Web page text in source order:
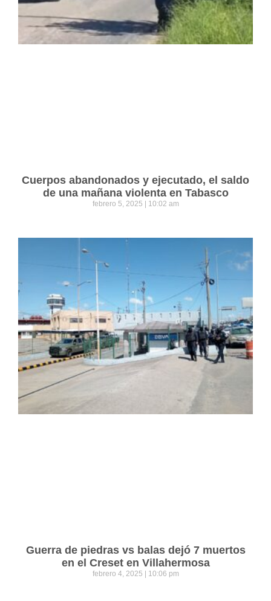
Cuerpos abandonados y ejecutado, el saldo
de una mañana violenta en Tabasco
febrero 5, 2025 10:02 am
Guerra de piedras vs balas dejó 7 muertos
en el Creset en Villahermosa
febrero 4, 2025 10:06 pm